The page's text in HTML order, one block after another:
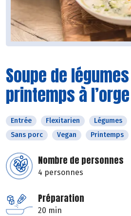
Soupe de
printemps à
Entrée Flexitarien Légumes
Sans porc
Vegan Printemps
Nombre de personnes
4 personnes
Préparation
20 min